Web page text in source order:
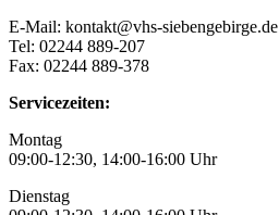
E-Mail: kontakt@vhs-siebengebirge.de
Tel: 02244 889-207
Fax: 02244 889-378
Servicezeiten:
Montag
09:00-12:30, 14:00-16:00 Uhr
Dienstag